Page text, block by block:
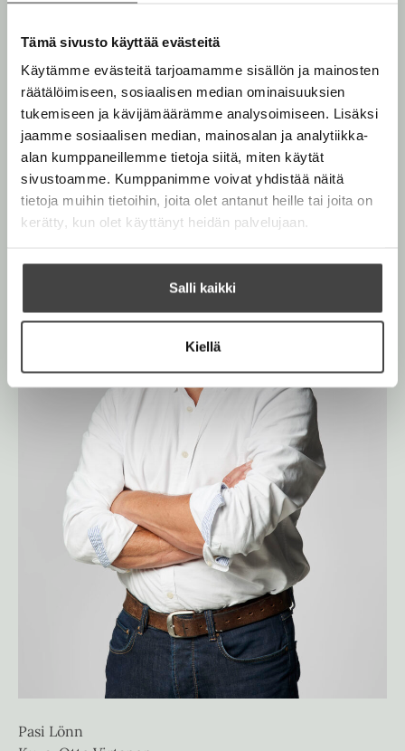
Tämä sivusto käyttää evästeitä
Käytämme evästeitä tarjoamamme sisällön ja mainosten
räätälöimiseen, sosiaalisen median ominaisuuksien
tukemiseen ja kävijämäärämme analysoimiseen. Lisäksi
jaamme sosiaalisen median, mainosalan ja analytiikka-
alan kumppaneillemme tietoja siitä, miten käytät
sivustoamme. Kumppanimme voivat yhdistää näitä
tietoja muihin tietoihin, joita olet antanut heille tai joita on
kerätty, kun olet käyttänyt heidän palvelujaan.
Salli kaikki
Kiellä
e
v
ä
l
i
l
e
h
t
e
n
Lue lisää tekijästä
P
a
s
i
L
ö
n
n
Pasi Lönn